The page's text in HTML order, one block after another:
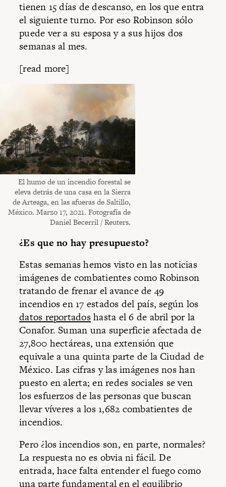
tienen 15 días de descanso, en los que entra
el siguiente turno. Por eso Robinson sólo
puede ver a su esposa y a sus hijos dos
semanas al mes.
[read more]
El humo de un incendio forestal se
eleva detrás de una casa en la Sierra
de Arteaga, en las afueras de Saltillo,
México. Marzo 17, 2021. Fotografía de
Daniel Becerril / Reuters.
¿Es que no hay presupuesto?
Estas semanas hemos visto en las noticias
imágenes de combatientes como Robinson
tratando de frenar el avance de 49
incendios en 17 estados del país, según los
datos reportadoshasta el 6 de abril por la
Conafor. Suman una superficie afectada de
27,800 hectáreas, una extensión que
equivale a una quinta parte de la Ciudad de
México. Las cifras y las imágenes nos han
puesto en alerta; en redes sociales se ven
los esfuerzos de las personas que buscan
llevar víveres a los 1,682 combatientes de
incendios.
Pero ¿los incendios son, en parte, normales?
La respuesta no es obvia ni fácil. De
entrada, hace falta entender el fuego como
una parte fundamental en el equilibrio